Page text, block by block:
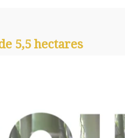
5,5 hectares